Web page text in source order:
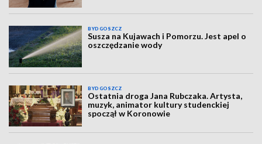
BYDGOSZCZ
Susza na Kujawach i Pomorzu. Jest apel o
oszczędzanie wody
BYDGOSZCZ
Ostatnia droga Jana Rubczaka. Artysta,
muzyk, animator kultury studenckiej
spoczął w Koronowie